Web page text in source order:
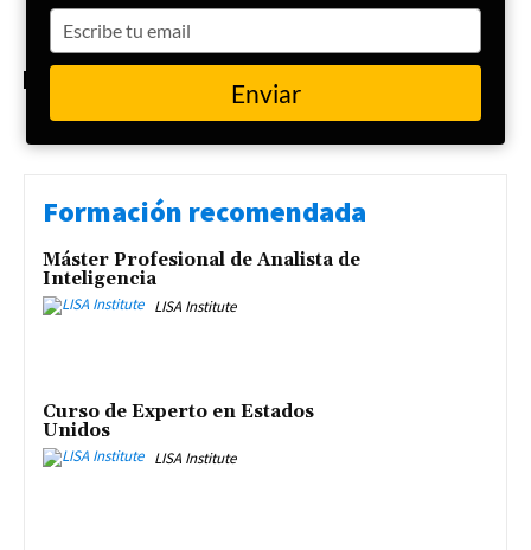
Formación recomendada
Máster Profesional de Analista de
Inteligencia
LISA Institute
Curso de Experto en Estados
Unidos
LISA Institute
name
your
email
Enviar